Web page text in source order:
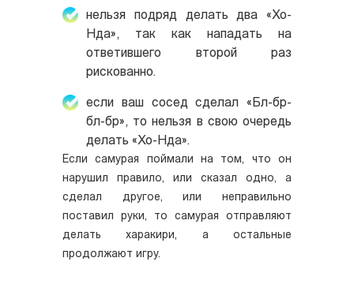
нельзя подряд делать два «Хо-
Нда», так как нападать на
ответившего второй раз
рискованно.
если ваш сосед сделал «Бл-бр-
бл-бр», то нельзя в свою очередь
делать «Хо-Нда».
Если самурая поймали на том, что он
нарушил правило, или сказал одно, а
сделал другое, или неправильно
поставил руки, то самурая отправляют
делать харакири, а остальные
продолжают игру.